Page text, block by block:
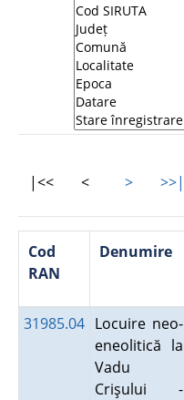
|<< < > >>|
Cod
RAN
Denumire
31985.04 Locuire neo-
eneolitică la
Vadu
Crişului -